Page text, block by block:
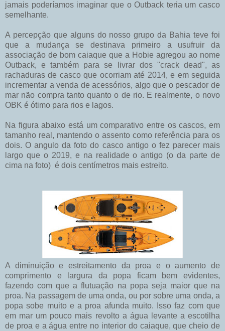
jamais poderíamos imaginar que o Outback teria um casco
semelhante.
A percepção que alguns do nosso grupo da Bahia teve foi
que a mudança se destinava primeiro a usufruir da
associação de bom caiaque que a Hobie agregou ao nome
Outback, e também para se livrar dos "crack dead", as
rachaduras de casco que ocorriam até 2014, e em seguida
incrementar a venda de acessórios, algo que o pescador de
mar não compra tanto quanto o de rio. E realmente, o novo
OBK é ótimo para rios e lagos.
Na figura abaixo está um comparativo entre os cascos, em
tamanho real, mantendo o assento como referência para os
dois. O angulo da foto do casco antigo o fez parecer mais
largo que o 2019, e na realidade o antigo (o da parte de
cima na foto) é dois centímetros mais estreito.
A diminuição e estreitamento da proa e o aumento de
comprimento e largura da popa ficam bem evidentes,
fazendo com que a flutuação na popa seja maior que na
proa. Na passagem de uma onda, ou por sobre uma onda, a
popa sobe muito e a proa afunda muito. Isso faz com que
em mar um pouco mais revolto a água levante a escotilha
de proa e a água entre no interior do caiaque, que cheio de